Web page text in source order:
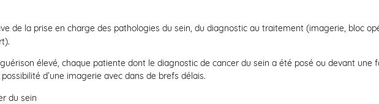
de la prise en charge des pathologies du sein, du diagnostic au traitement (imagerie, bloc
élevé, chaque patiente dont le diagnostic de cancer du sein a été posé ou devant une
d’une imagerie avec dans de brefs délais.
du sein